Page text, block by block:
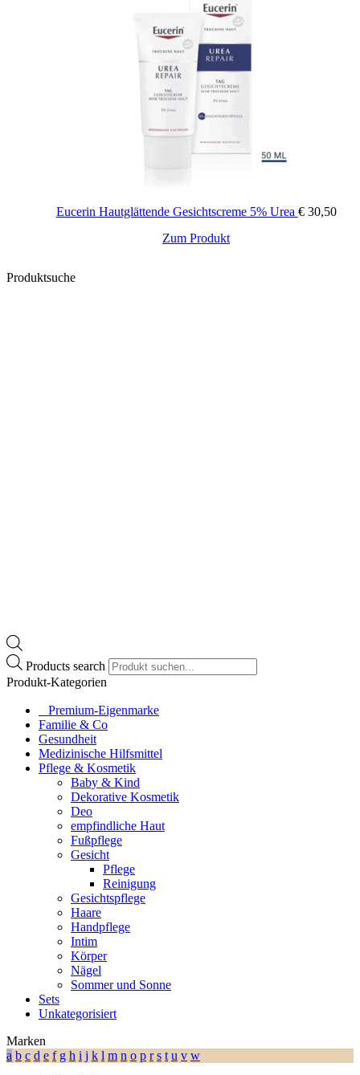
Eucerin Hautglättende Gesichtscreme 5% Urea €30,50
Zum Produkt
Produktsuche
Products search
Produkt-Kategorien
⠀​Premium-Eigenmarke
Familie & Co
Gesundheit
Medizinische Hilfsmittel
Pflege & Kosmetik
Baby & Kind
Dekorative Kosmetik
Deo
empfindliche Haut
Fußpflege
Gesicht
Pflege
Reinigung
Gesichtspflege
Haare
Handpflege
Intim
Körper
Nägel
Sommer und Sonne
Sets
Unkategorisiert
Marken
a b c d e f g h i j k l m n o p r s t u v w